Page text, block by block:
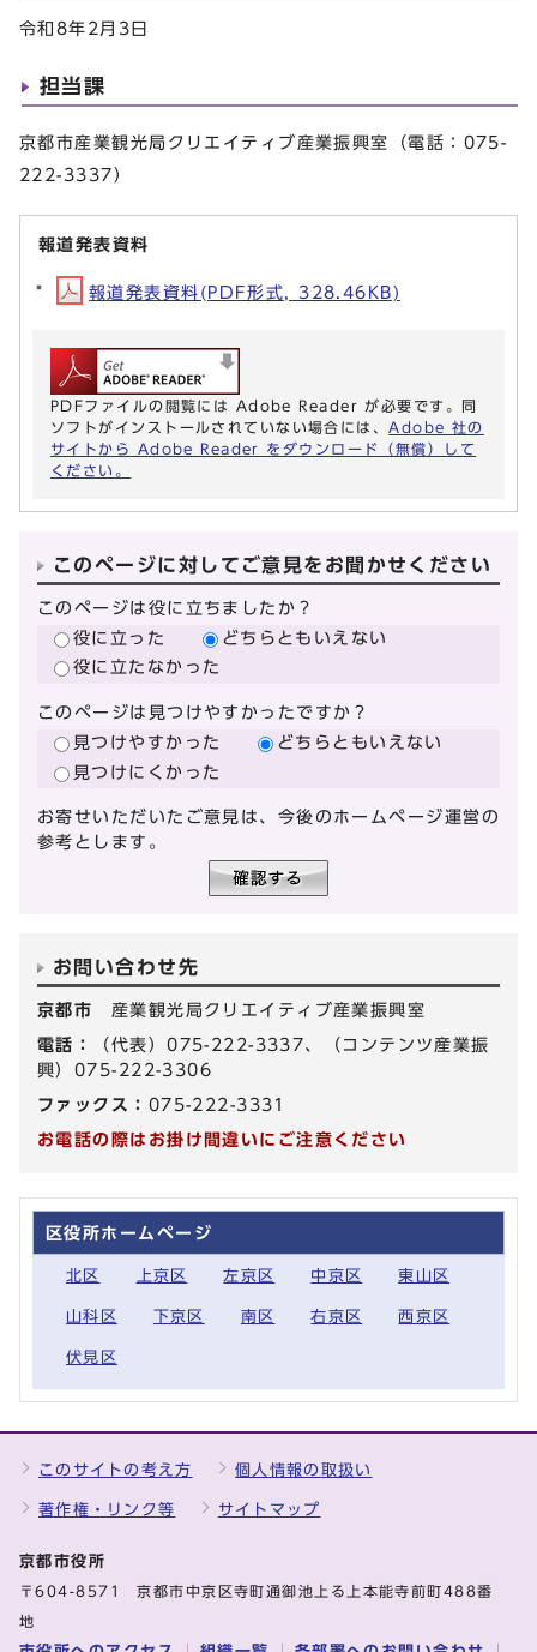
令和8年2月3日
担当課
京都市産業観光局クリエイティブ産業振興室（電話：075-
222-3337）
報道発表資料
報道発表資料(PDF形式, 328.46KB)
PDFファイルの閲覧には Adobe Reader が必要です。同
ソフトがインストールされていない場合には、 Adobe 社の
サイトから Adobe Reader をダウンロード（無償）して
ください。
このページに対してご意見をお聞かせください
このページは役に立ちましたか？
役に立った
どちらともいえない
役に立たなかった
このページは見つけやすかったですか？
見つけやすかった
どちらともいえない
見つけにくかった
お寄せいただいたご意見は、今後のホームページ運営の
参考とします。
お問い合わせ先
京都市 産業観光局クリエイティブ産業振興室
電話：
（代表）075-222-3337、（コンテンツ産業振
興）075-222-3306
ファックス： 075-222-3331
お電話の際はお掛け間違いにご注意ください
区役所ホームページ
北区 上京区 左京区 中京区 東山区
山科区 下京区 南区 右京区 西京区
伏見区
このサイトの考え方 個人情報の取扱い
著作権・リンク等 サイトマップ
京都市役所
〒604-8571 京都市中京区寺町通御池上る上本能寺前町488番
地